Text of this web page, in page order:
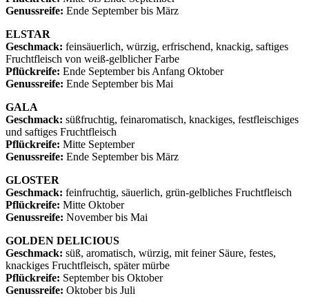
Genussreife: Ende September bis März
ELSTAR
Geschmack: feinsäuerlich, würzig, erfrischend, knackig, saftiges
Fruchtfleisch von weiß-gelblicher Farbe
Pflückreife: Ende September bis Anfang Oktober
Genussreife: Ende September bis Mai
GALA
Geschmack: süßfruchtig, feinaromatisch, knackiges, festfleischiges
und saftiges Fruchtfleisch
Pflückreife: Mitte September
Genussreife: Ende September bis März
GLOSTER
Geschmack: feinfruchtig, säuerlich, grün-gelbliches Fruchtfleisch
Pflückreife: Mitte Oktober
Genussreife: November bis Mai
GOLDEN DELICIOUS
Geschmack: süß, aromatisch, würzig, mit feiner Säure, festes,
knackiges Fruchtfleisch, später mürbe
Pflückreife: September bis Oktober
Genussreife: Oktober bis Juli